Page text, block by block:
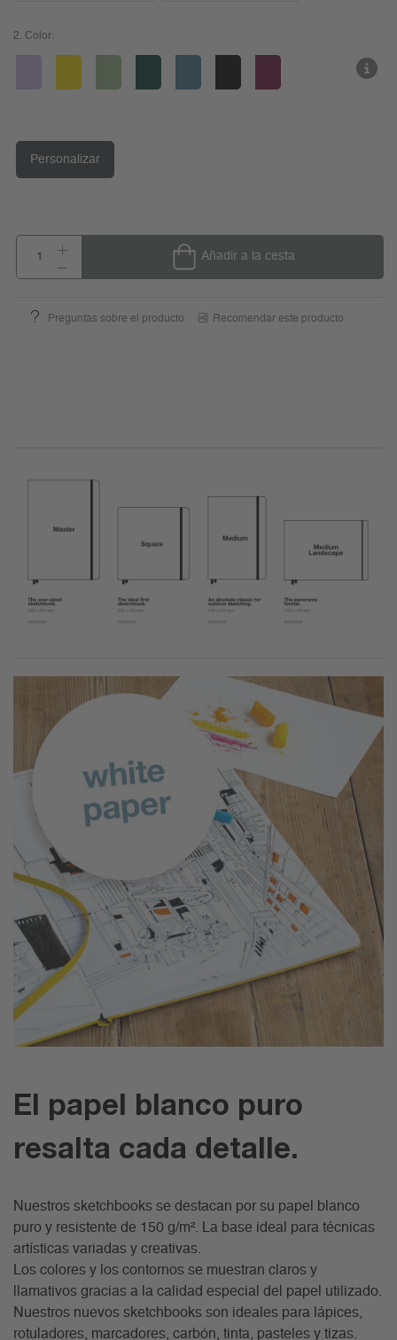
2. Color:
Personalizar
Añadir a la cesta
Preguntas sobre el producto Recomendar este producto
El papel blanco puro
resalta cada detalle.
Nuestros sketchbooks se destacan por su papel blanco
puro y resistente de 150 g/m². La base ideal para técnicas
artísticas variadas y creativas.
Los colores y los contornos se muestran claros y
llamativos gracias a la calidad especial del papel utilizado.
Nuestros nuevos sketchbooks son ideales para lápices,
rotuladores, marcadores, carbón, tinta, pasteles y tizas.